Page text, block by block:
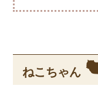
ねこちゃん